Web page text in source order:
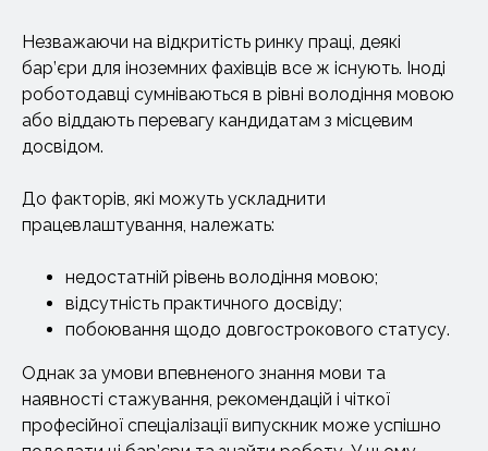
Незважаючи на відкритість ринку праці, деякі
бар’єри для іноземних фахівців все ж існують. Іноді
роботодавці сумніваються в рівні володіння мовою
або віддають перевагу кандидатам з місцевим
досвідом.
До факторів, які можуть ускладнити
працевлаштування, належать:
недостатній рівень володіння мовою;
відсутність практичного досвіду;
побоювання щодо довгострокового статусу.
Однак за умови впевненого знання мови та
наявності стажування, рекомендацій і чіткої
професійної спеціалізації випускник може успішно